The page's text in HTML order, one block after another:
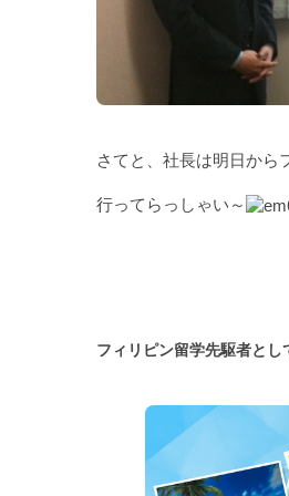
さてと、社長は明日から
行ってらっしゃい～
フィリピン留学先駆者とし